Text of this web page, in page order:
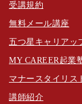
受講規約
無料メール講座
五つ星キャリアッ
MY CAREER起業
マナースタイリス
講師紹介